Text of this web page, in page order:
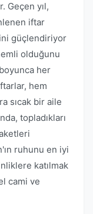
Geçen yıl,
iftar
güçlendiriyor
olduğunu
her
hem
sıcak bir aile
topladıkları
ruhunu en iyi
katılmak
cami ve